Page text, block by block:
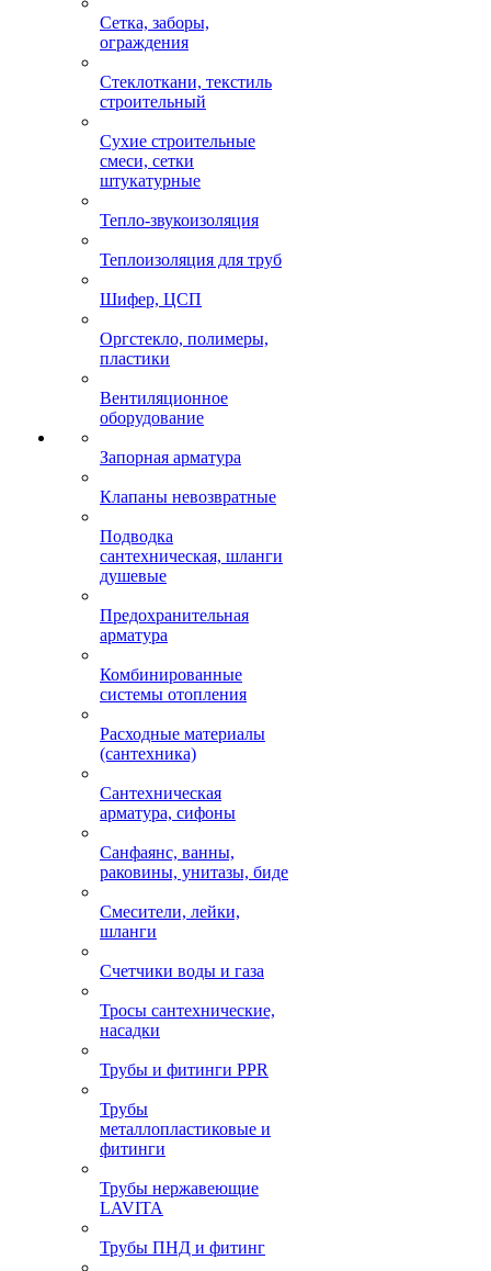
Сетка, заборы,
ограждения
Стеклоткани, текстиль
строительный
Сухие строительные
смеси, сетки
штукатурные
Тепло-звукоизоляция
Теплоизоляция для труб
Шифер, ЦСП
Оргстекло, полимеры,
пластики
Вентиляционное
оборудование
Запорная арматура
Клапаны невозвратные
Подводка
сантехническая, шланги
душевые
Предохранительная
арматура
Комбинированные
системы отопления
Расходные материалы
(сантехника)
Сантехническая
арматура, сифоны
Санфаянс, ванны,
раковины, унитазы, биде
Смесители, лейки,
шланги
Счетчики воды и газа
Тросы сантехнические,
насадки
Трубы и фитинги PPR
Трубы
металлопластиковые и
фитинги
Трубы нержавеющие
LAVITA
Трубы ПНД и фитинг